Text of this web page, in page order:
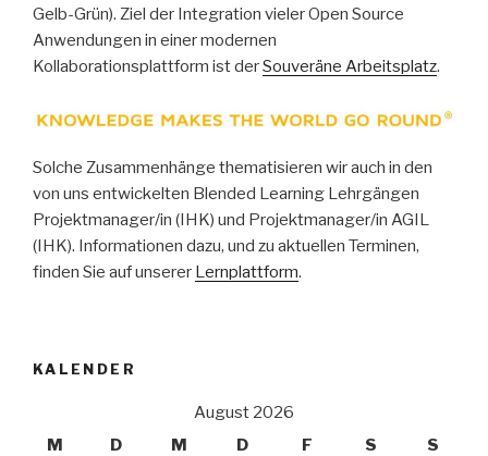
Gelb-Grün). Ziel der Integration vieler Open Source
Anwendungen in einer modernen
Kollaborationsplattform ist derSouveräne Arbeitsplatz.
Solche Zusammenhänge thematisieren wir auch in den
von uns entwickelten Blended Learning Lehrgängen
Projektmanager/in (IHK) und Projektmanager/in AGIL
(IHK). Informationen dazu, und zu aktuellen Terminen,
finden Sie auf unserer Lernplattform.
KALENDER
August 2026
M
D M D F S S